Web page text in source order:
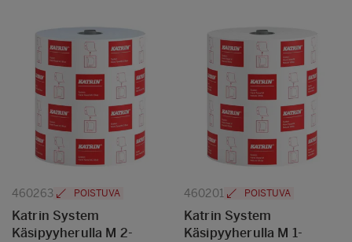
460263 POISTUVA
Katrin System
Käsipyyherulla M 2-
460201 POISTUVA
Katrin System
Käsipyyherulla M 1-